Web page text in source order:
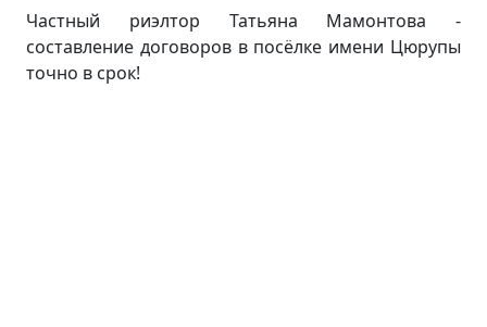
Частный риэлтор Татьяна Мамонтова -
составление договоров в посёлке имени Цюрупы
точно в срок!